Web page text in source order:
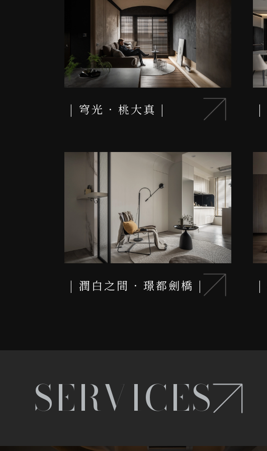
穹光 · 桃大真
潤白之間 · 璟都劍橋
室內設計公司
桃園室內設計
桃園室內設計公司SERVICES